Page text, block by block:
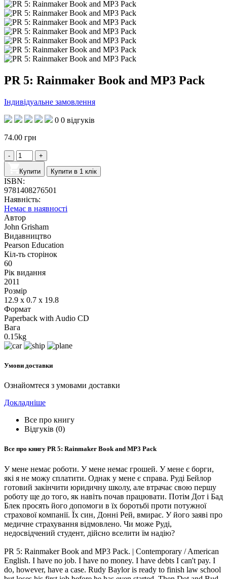
PR 5: Rainmaker Book and MP3 Pack
Індивідуальне замовлення
0 0 відгуків
74.00 грн
Купити Купити в 1 клік
ISBN:
9781408276501
Наявність:
Немає в наявності
Автор
John Grisham
Видавництво
Pearson Education
Кіл-ть сторінок
60
Рік видання
2011
Розмір
12.9 x 0.7 x 19.8
Формат
Paperback with Audio CD
Вага
0.15kg
Умови доставки
Ознайомтеся з умовами доставки
Докладніше
Все про книгу
Відгуків (0)
Все про книгу PR 5: Rainmaker Book and MP3 Pack
У мене немає роботи. У мене немає грошей. У мене є борги,
які я не можу сплатити. Однак у мене є справа. Руді Бейлор
готовий закінчити юридичну школу, але втрачає свою першу
роботу ще до того, як навіть почав працювати. Потім Дот і Бад
Блек просять його допомоги в їх боротьбі проти потужної
страхової компанії. Їх син, Донні Рей, вмирає. У його заяві про
медичне страхування відмовлено. Чи може Руді,
недосвідчений студент, дійсно вселити їм надію?
PR 5: Rainmaker Book and MP3 Pack. | Contemporary / American
English. I have no job. I have no money. I have debts I can't pay. I
do, however, have a case. Rudy Baylor is ready to finish law school